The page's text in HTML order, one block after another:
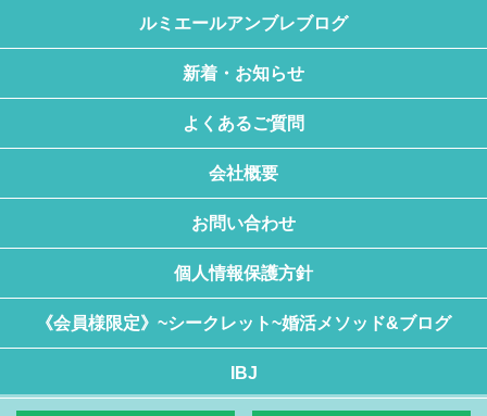
ルミエールアンブレブログ
新着・お知らせ
よくあるご質問
会社概要
お問い合わせ
個人情報保護方針
《会員様限定》~シークレット~婚活メソッド&ブログ
IBJ